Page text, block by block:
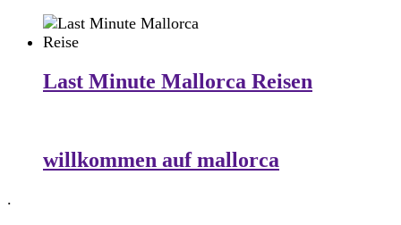
Last Minute Mallorca Reisen
willkommen auf mallorca
.